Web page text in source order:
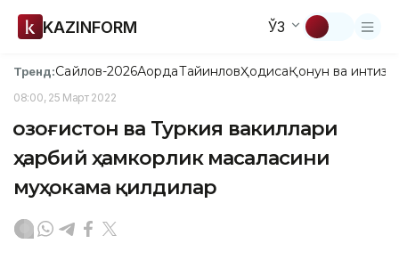
KAZINFORM ЎЗ
Тренд:Сайлов-2026АқордаТайинловҲодисаҚонун ва
08:00, 25 Март 2022
Қозоғистон ва Туркия вакиллари
ҳарбий ҳамкорлик масаласини
муҳокама қилдилар